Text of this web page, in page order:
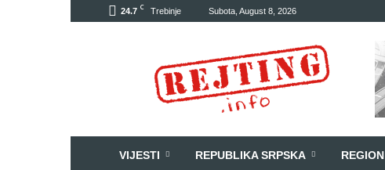
24.7 C Trebinje Subota, August 8, 2026
VIJESTI REPUBLIKA SRPSKA REGION